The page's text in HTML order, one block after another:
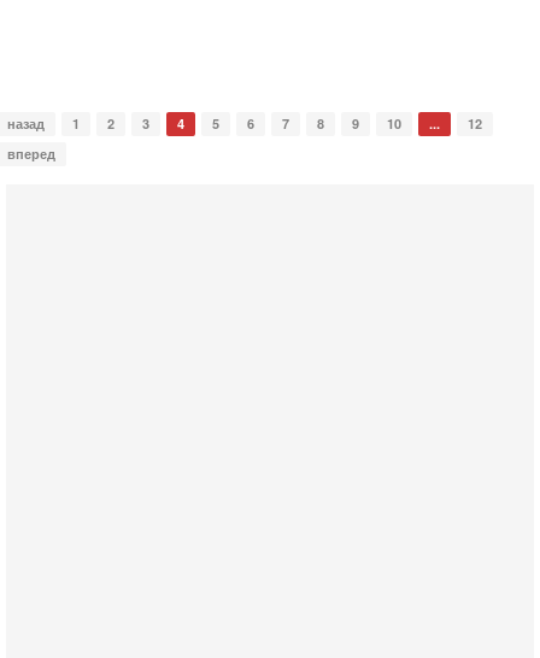
назад 1 2 3 4 5 6 7 8 9 10 ...
12
вперед